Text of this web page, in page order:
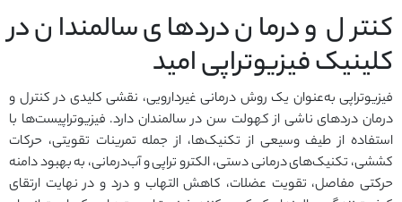
کنترل و درمان دردهای سالمندان در
کلینیک فیزیوتراپی امید
فیزیوتراپی به‌عنوان یک روش درمانی غیردارویی، نقشی کلیدی در کنترل و
درمان دردهای ناشی از کهولت سن در سالمندان دارد. فیزیوتراپیست‌ها با
استفاده از طیف وسیعی از تکنیک‌ها، از جمله تمرینات تقویتی، حرکات
کششی، تکنیک‌های درمانی دستی، الکترو تراپی و آب‌درمانی، به بهبود دامنه
حرکتی مفاصل، تقویت عضلات، کاهش التهاب و درد و در نهایت ارتقای